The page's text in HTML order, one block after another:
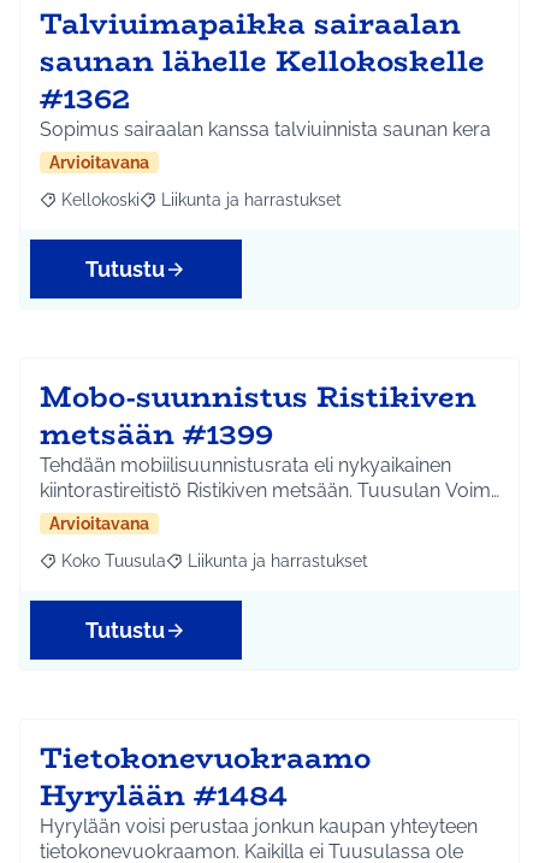
Talviuimapaikka sairaalan
saunan lähelle Kellokoskelle
#1362
Sopimus sairaalan kanssa talviuinnista saunan kera
Arvioitavana
Rajaa tulokset aihepiirin mukaan: Kellokoski
Kellokoski Rajaa tulokset teeman mukaan: Liikunta ja
Liikunta ja harrastukset
Tutustu
Mobo-suunnistus Ristikiven
metsään #1399
Tehdään mobiilisuunnistusrata eli nykyaikainen
kiintorastireitistö Ristikiven metsään. Tuusulan Voim…
Arvioitavana
Rajaa tulokset aihepiirin mukaan: Koko Tuusula
Koko Tuusula Rajaa tulokset teeman mukaan: Liikunta ja
Liikunta ja harrastukset
Tutustu
Tietokonevuokraamo
Hyrylään #1484
Hyrylään voisi perustaa jonkun kaupan yhteyteen
tietokonevuokraamon. Kaikilla ei Tuusulassa ole